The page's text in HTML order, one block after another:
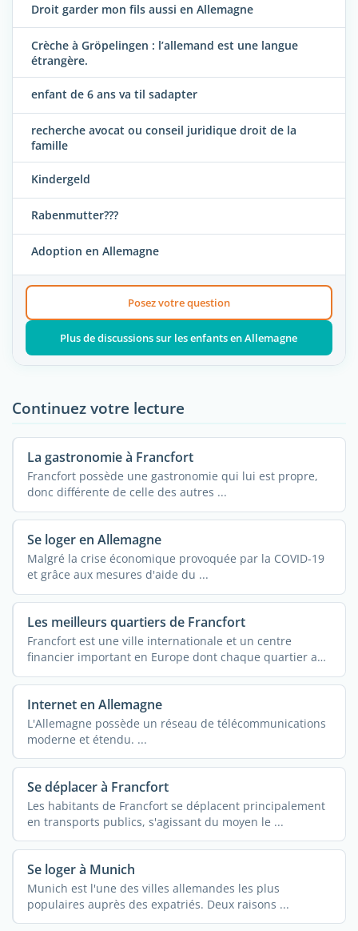
Droit garder mon fils aussi en Allemagne
Crèche à Gröpelingen : l’allemand est une langue
étrangère.
enfant de 6 ans va til sadapter
recherche avocat ou conseil juridique droit de la
famille
Kindergeld
Rabenmutter???
Adoption en Allemagne
Posez votre question
Plus de discussions sur les enfants en Allemagne
Continuez votre lecture
La gastronomie à Francfort
Francfort possède une gastronomie qui lui est propre,
donc différente de celle des autres ...
Se loger en Allemagne
Malgré la crise économique provoquée par la COVID-19
et grâce aux mesures d'aide du ...
Les meilleurs quartiers de Francfort
Francfort est une ville internationale et un centre
financier important en Europe dont chaque quartier a
une ...
Internet en Allemagne
L'Allemagne possède un réseau de télécommunications
moderne et étendu. ...
Se déplacer à Francfort
Les habitants de Francfort se déplacent principalement
en transports publics, s'agissant du moyen le ...
Se loger à Munich
Munich est l'une des villes allemandes les plus
populaires auprès des expatriés. Deux raisons ...